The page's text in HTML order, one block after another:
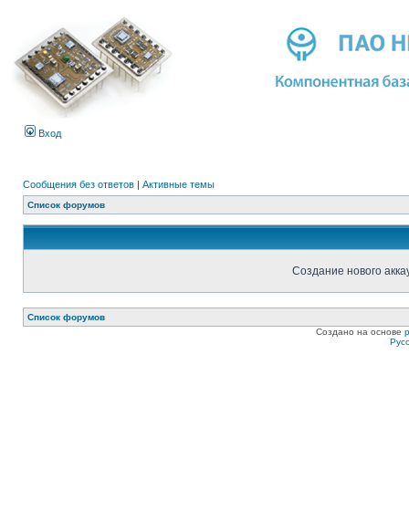
Вход
Сообщения без ответов | Активные темы
Список форумов
Создание нового
Список форумов
Создано на основе